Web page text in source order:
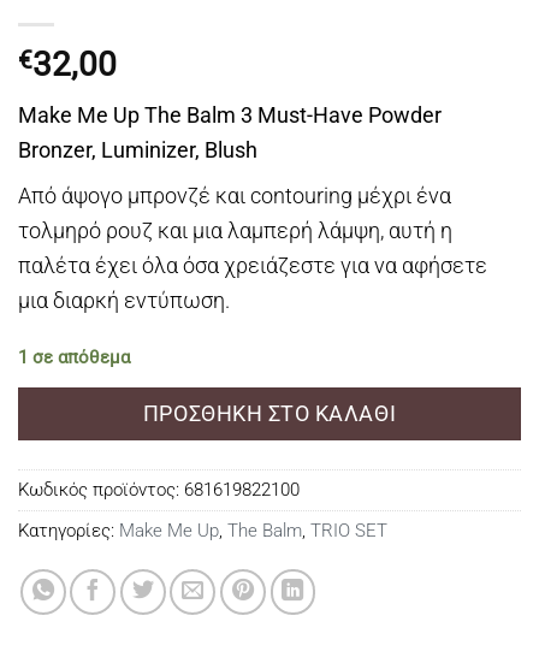
€32,00
Make Me Up The Balm 3 Must-Have Powder
Bronzer, Luminizer, Blush
Από άψογο μπρονζέ και contouring μέχρι ένα
τολμηρό ρουζ και μια λαμπερή λάμψη, αυτή η
παλέτα έχει όλα όσα χρειάζεστε για να αφήσετε
μια διαρκή εντύπωση.
1 σε απόθεμα
ΠΡΟΣΘΉΚΗ ΣΤΟ ΚΑΛΆΘΙ
Κωδικός προϊόντος: 681619822100
Κατηγορίες: Make Me Up, The Balm, TRIO SET